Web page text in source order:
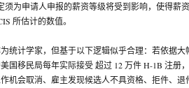
须为申请人申报的薪资等级将受到影响，使得薪
所估计的数值。
统计学家，但基于以下逻辑似乎合理：若依据
移民局每年实际接受 超过 12 万件 H-1B 注册
机会取消、雇主发现候选人不具资格、拒件、